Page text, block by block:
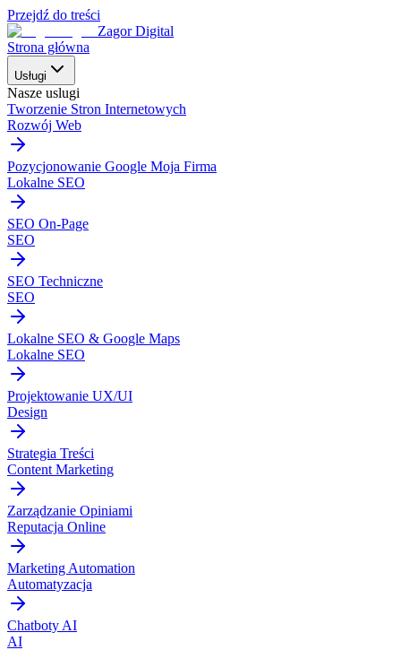
Przejdź do treści
Zagor Digital
Strona główna
Usługi
Nasze uslugi
Tworzenie Stron Internetowych
Rozwój Web
Pozycjonowanie Google Moja Firma
Lokalne SEO
SEO On-Page
SEO
SEO Techniczne
SEO
Lokalne SEO & Google Maps
Lokalne SEO
Projektowanie UX/UI
Design
Strategia Treści
Content Marketing
Zarządzanie Opiniami
Reputacja Online
Marketing Automation
Automatyzacja
Chatboty AI
AI